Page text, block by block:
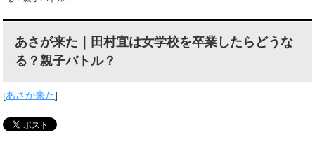
あさが来た｜田村宜は女学校を卒業したらどうな
る？親子バトル？
[あさが来た]